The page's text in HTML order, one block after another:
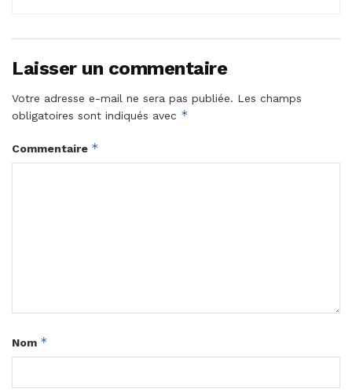
Laisser un commentaire
Votre adresse e-mail ne sera pas publiée. Les champs
obligatoires sont indiqués avec *
Commentaire *
Nom *